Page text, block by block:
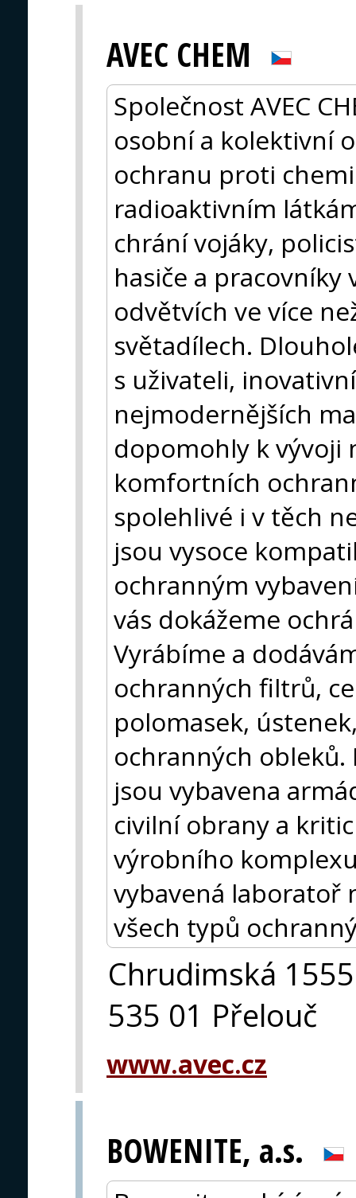
AVEC CHEM
Společnost AVEC
osobní a kolektivní
ochranu proti
radioaktivním
chrání vojáky,
hasiče a
odvětvích ve více
světadílech.
s uživateli,
nejmodernějších
dopomohly k vývoji
komfortních
spolehlivé i v těch
jsou vysoce
ochranným
vás dokážeme
Vyrábíme a
ochranných filtrů,
polomasek,
ochranných
jsou vybavena
civilní obrany a
výrobního komplexu
vybavená laboratoř
všech typů
Chrudimská 1555
535 01 Přelouč
www.avec.cz
BOWENITE, a.s.